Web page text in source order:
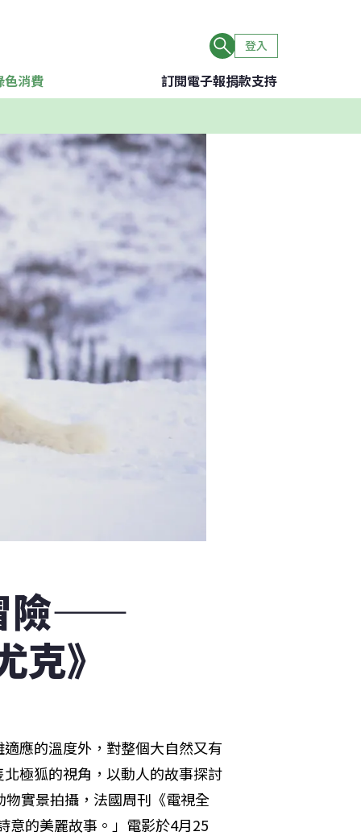
登入
色消費 訂閱電子報捐款支持
險——
》
應的溫度外，對整個大自然又有
極狐的視角，以動人的故事探討
實景拍攝，法國周刊《電視全
意的美麗故事。」電影於4月25